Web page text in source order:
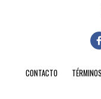
CONTACTO